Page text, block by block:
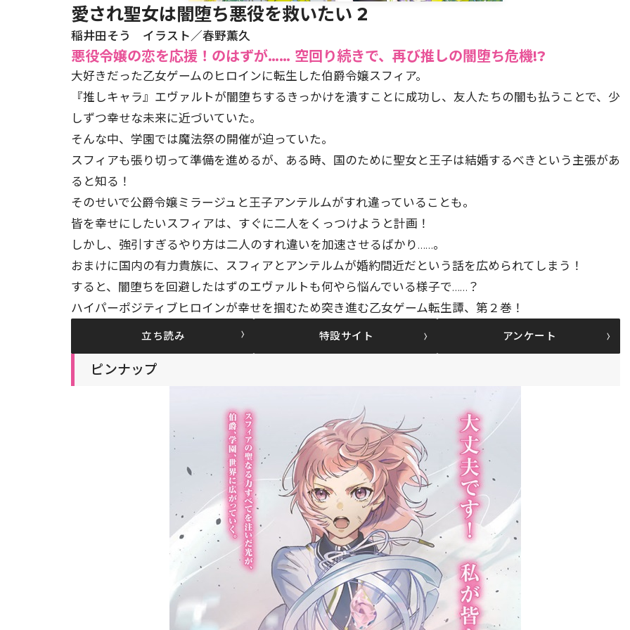
愛され聖女は闇堕ち悪役を救いたい 2
稲井田そう イラスト／春野薫久
悪役令嬢の恋を応援！のはずが…… 空回り続きで、再び推しの闇堕ち危機!?
大好きだった乙女ゲームのヒロインに転生した伯爵令嬢スフィア。
『推しキャラ』エヴァルトが闇堕ちするきっかけを潰すことに成功し、友人たちの闇も払うことで、少
しずつ幸せな未来に近づいていた。
そんな中、学園では魔法祭の開催が迫っていた。
スフィアも張り切って準備を進めるが、ある時、国のために聖女と王子は結婚するべきという主張があ
ると知る！
そのせいで公爵令嬢ミラージュと王子アンテルムがすれ違っていることも。
皆を幸せにしたいスフィアは、すぐに二人をくっつけようと計画！
しかし、強引すぎるやり方は二人のすれ違いを加速させるばかり……。
おまけに国内の有力貴族に、スフィアとアンテルムが婚約間近だという話を広められてしまう！
すると、闇堕ちを回避したはずのエヴァルトも何やら悩んでいる様子で……？
ハイパーポジティブヒロインが幸せを掴むため突き進む乙女ゲーム転生譚、第２巻！
立ち読み 特設サイト アンケート
ピンナップ